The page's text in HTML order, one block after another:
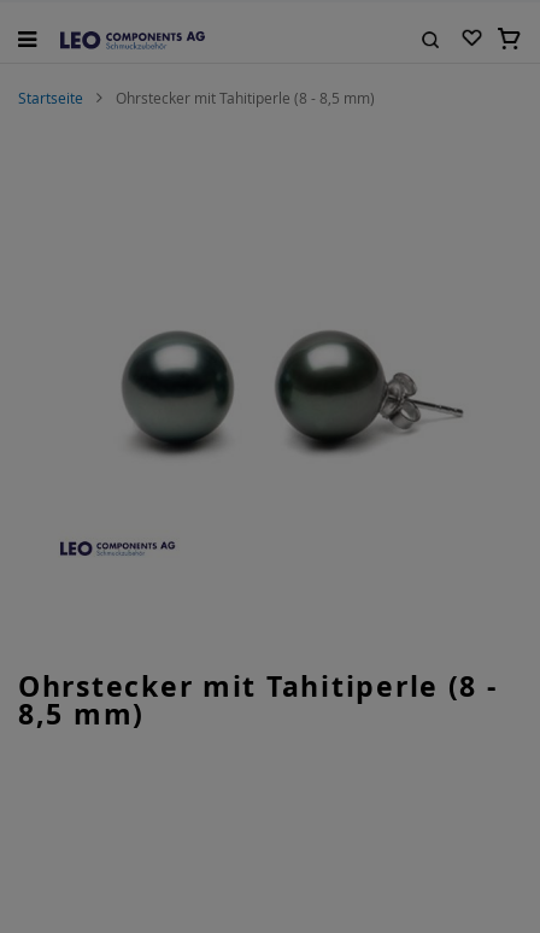
Inhalt
Startseite Ohrstecker mit Tahitiperle (8 - 8,5 mm)
Ohrstecker mit Tahitiperle (8 -
8,5 mm)
Anfang
der
Bildgalerie